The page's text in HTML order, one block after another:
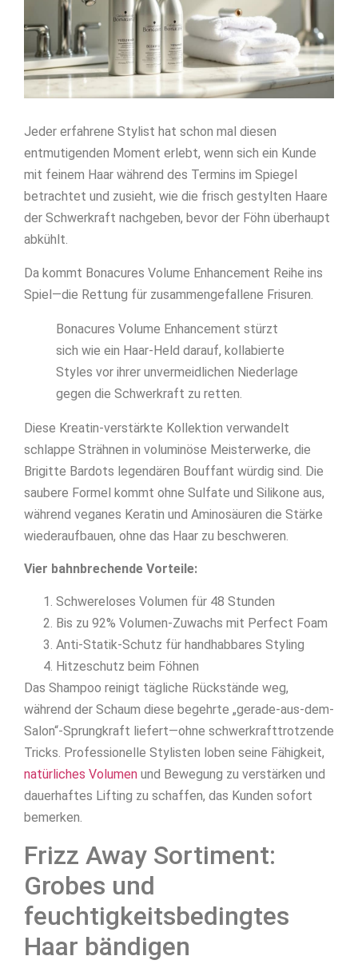
Jeder erfahrene Stylist hat schon mal diesen
entmutigenden Moment erlebt, wenn sich ein Kunde
mit feinem Haar während des Termins im Spiegel
betrachtet und zusieht, wie die frisch gestylten Haare
der Schwerkraft nachgeben, bevor der Föhn überhaupt
abkühlt.
Da kommt Bonacures Volume Enhancement Reihe ins
Spiel—die Rettung für zusammengefallene Frisuren.
Bonacures Volume Enhancement stürzt
sich wie ein Haar-Held darauf, kollabierte
Styles vor ihrer unvermeidlichen Niederlage
gegen die Schwerkraft zu retten.
Diese Kreatin-verstärkte Kollektion verwandelt
schlappe Strähnen in voluminöse Meisterwerke, die
Brigitte Bardots legendären Bouffant würdig sind. Die
saubere Formel kommt ohne Sulfate und Silikone aus,
während veganes Keratin und Aminosäuren die Stärke
wiederaufbauen, ohne das Haar zu beschweren.
Vier bahnbrechende Vorteile:
Schwereloses Volumen für 48 Stunden
Bis zu 92% Volumen-Zuwachs mit Perfect Foam
Anti-Statik-Schutz für handhabbares Styling
Hitzeschutz beim Föhnen
Das Shampoo reinigt tägliche Rückstände weg,
während der Schaum diese begehrte „gerade-aus-dem-
Salon“-Sprungkraft liefert—ohne schwerkrafttrotzende
Tricks. Professionelle Stylisten loben seine Fähigkeit,
natürliches Volumen und Bewegung zu verstärken und
dauerhaftes Lifting zu schaffen, das Kunden sofort
bemerken.
Frizz Away Sortiment:
Grobes und
feuchtigkeitsbedingtes
Haar bändigen